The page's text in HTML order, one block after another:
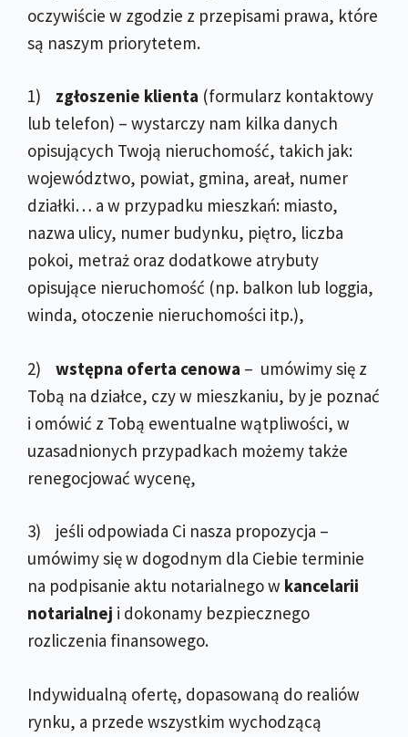
oczywiście w zgodzie z przepisami prawa, które
są naszym priorytetem.
1) zgłoszenie klienta (formularz kontaktowy
lub telefon) – wystarczy nam kilka danych
opisujących Twoją nieruchomość, takich jak:
województwo, powiat, gmina, areał, numer
działki… a w przypadku mieszkań: miasto,
nazwa ulicy, numer budynku, piętro, liczba
pokoi, metraż oraz dodatkowe atrybuty
opisujące nieruchomość (np. balkon lub loggia,
winda, otoczenie nieruchomości itp.),
2) wstępna oferta cenowa – umówimy się z
Tobą na działce, czy w mieszkaniu, by je poznać
i omówić z Tobą ewentualne wątpliwości, w
uzasadnionych przypadkach możemy także
renegocjować wycenę,
3) jeśli odpowiada Ci nasza propozycja –
umówimy się w dogodnym dla Ciebie terminie
na podpisanie aktu notarialnego w kancelarii
notarialnej i dokonamy bezpiecznego
rozliczenia finansowego.
Indywidualną ofertę, dopasowaną do realiów
rynku, a przede wszystkim wychodzącą